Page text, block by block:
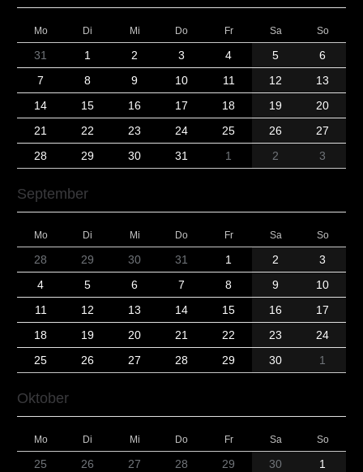
Mo Di Mi Do Fr Sa So
31 1 2 3 4 5
6
7
8 9 10 11 12
13
14
15 16 17 18 19
20
21
22 23 24 25 26
27
28
29 30 31 1 2 3
September
Mo Di Mi Do Fr Sa So
28 29 30 31 1 2
3
4
5 6 7 8 9
10
11
12 13 14 15 16
17
18
19 20 21 22 23
24
25
26 27 28 29 30 1
Oktober
Mo Di Mi Do Fr Sa So
25 26 27 28 29 30
1